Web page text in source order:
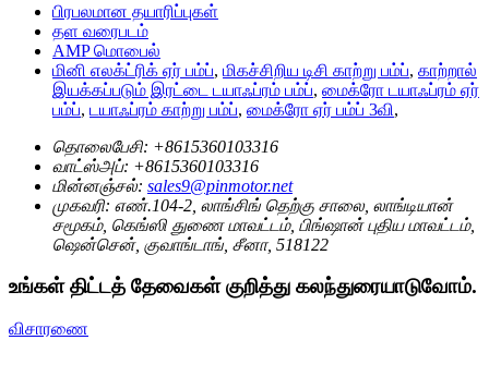
பிரபலமான தயாரிப்புகள்
தள வரைபடம்
AMP மொபைல்
மினி எலக்ட்ரிக் ஏர் பம்ப், மிகச்சிறிய டிசி காற்று பம்ப், காற்றால்
இயக்கப்படும் இரட்டை டயாஃப்ரம் பம்ப், மைக்ரோ டயாஃப்ரம் ஏர்
பம்ப், டயாஃப்ரம் காற்று பம்ப், மைக்ரோ ஏர் பம்ப் 3வி,
தொலைபேசி: +8615360103316
வாட்ஸ்அப்: +8615360103316
மின்னஞ்சல்: sales9@pinmotor.net
முகவரி: எண்.104-2, லாங்சிங் தெற்கு சாலை, லாங்டியான்
சமூகம், கெங்ஸி துணை மாவட்டம், பிங்ஷான் புதிய மாவட்டம்,
ஷென்சென், குவாங்டாங், சீனா, 518122
உங்கள் திட்டத் தேவைகள் குறித்து கலந்துரையாடுவோம்.
விசாரணை